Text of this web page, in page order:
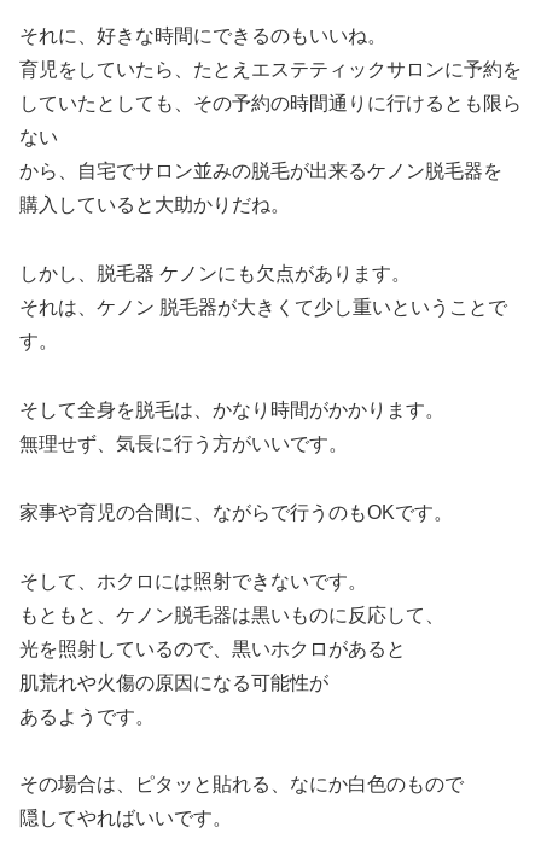
それに、好きな時間にできるのもいいね。
育児をしていたら、たとえエステティックサロンに予約を
していたとしても、その予約の時間通りに行けるとも限ら
ない
から、自宅でサロン並みの脱毛が出来るケノン脱毛器を
購入していると大助かりだね。
しかし、脱毛器 ケノンにも欠点があります。
それは、ケノン 脱毛器が大きくて少し重いということで
す。
そして全身を脱毛は、かなり時間がかかります。
無理せず、気長に行う方がいいです。
家事や育児の合間に、ながらで行うのもOKです。
そして、ホクロには照射できないです。
もともと、ケノン脱毛器は黒いものに反応して、
光を照射しているので、黒いホクロがあると
肌荒れや火傷の原因になる可能性が
あるようです。
その場合は、ピタッと貼れる、なにか白色のもので
隠してやればいいです。